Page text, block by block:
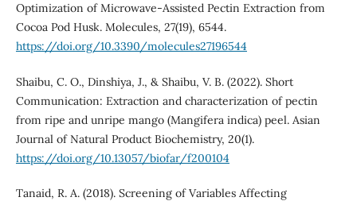
Optimization of Microwave-Assisted Pectin Extraction from
Cocoa Pod Husk. Molecules, 27(19), 6544.
https://doi.org/10.3390/molecules27196544
Shaibu, C. O., Dinshiya, J., & Shaibu, V. B. (2022). Short
Communication: Extraction and characterization of pectin
from ripe and unripe mango (Mangifera indica) peel. Asian
Journal of Natural Product Biochemistry, 20(1).
https://doi.org/10.13057/biofar/f200104
Tanaid, R. A. (2018). Screening of Variables Affecting